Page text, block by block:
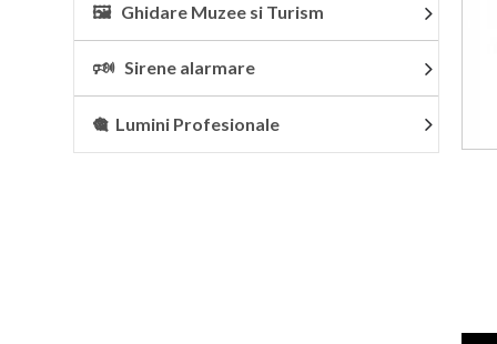
🖼 Ghidare Muzee si Turism
🕬 Sirene alarmare
🎕 Lumini Profesionale